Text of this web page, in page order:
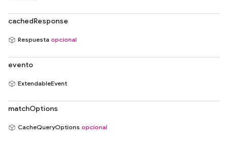
cachedResponse
Respuesta opcional
evento
ExtendableEvent
matchOptions
CacheQueryOptions opcional